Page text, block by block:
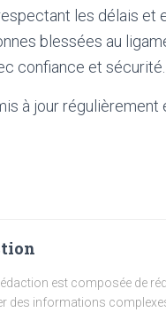
les délais
blessées au
confiance et sécurité.
à jour
est composée de
des informations